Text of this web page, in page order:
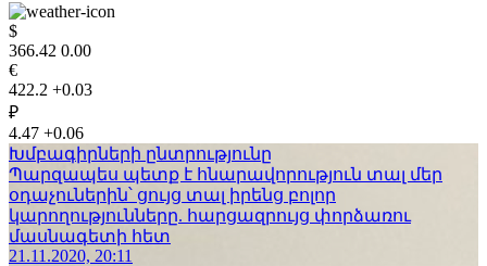
$
366.42 0.00
€
422.2 +0.03
₽
4.47 +0.06
Խմբագիրների ընտրությունը
Պարզապես պետք է հնարավորություն տալ մեր
օդաչուներին՝ ցույց տալ իրենց բոլոր
կարողությունները. հարցազրույց փորձառու
մասնագետի հետ
21.11.2020, 20:11